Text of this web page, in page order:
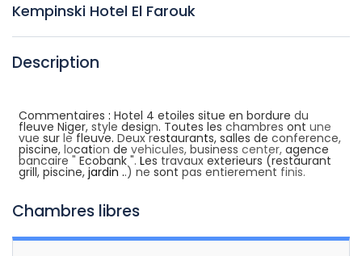
Kempinski Hotel El Farouk
Description
Commentaires:Hotel 4 etoiles situe en borduredu
fleuve Niger, style design. Toutes les chambres ont une
vue sur le fleuve. Deuxrestaurants, salles de conference,
piscine, location de vehicules, business center, agence
bancaire " Ecobank ". Les travaux exterieurs (restaurant
grill, piscine, jardin ..) ne sont pas entierement finis.
Chambres libres